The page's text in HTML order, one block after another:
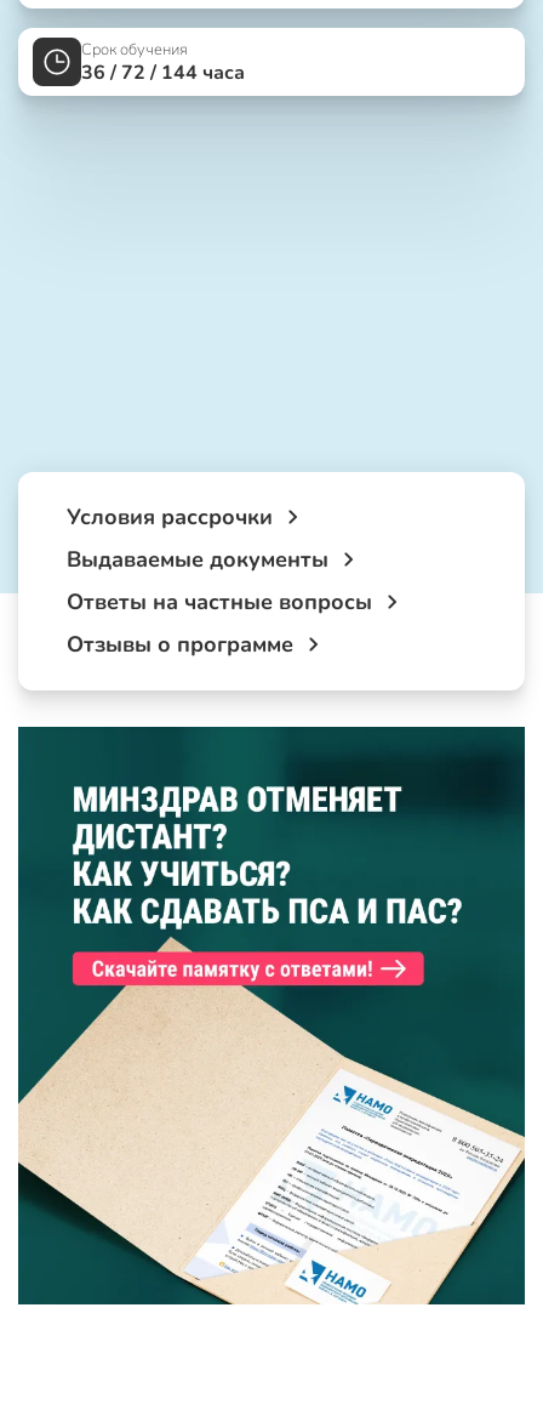
Срок обучения
36 / 72 / 144 часа
Условия рассрочки
Выдаваемые документы
Ответы на частные вопросы
Отзывы о программе